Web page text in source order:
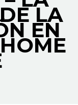
LA
EN